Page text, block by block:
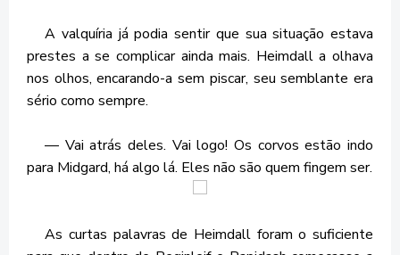
A valquíria já podia sentir que sua situação estava
prestes a se complicar ainda mais. Heimdall a olhava
nos olhos, encarando-a sem piscar, seu semblante era
sério como sempre.
— Vai atrás deles. Vai logo! Os corvos estão indo
para Midgard, há algo lá. Eles não são quem fingem ser.
As curtas palavras de Heimdall foram o suficiente